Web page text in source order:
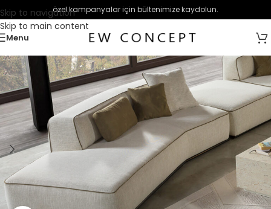
Skip to navigation
Skip to main content
özel kampanyalar için bültenimize kaydolun.
Menu